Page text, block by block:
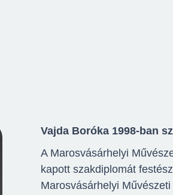
Vajda Boróka 1998-ban
A Marosvásárhelyi
kapott szakdiplomát
Marosvásárhelyi